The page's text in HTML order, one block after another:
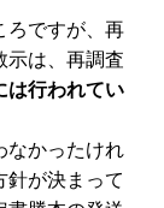
ろですが、再
示は、再調査
は行われてい
なかったけれ
針が決まって